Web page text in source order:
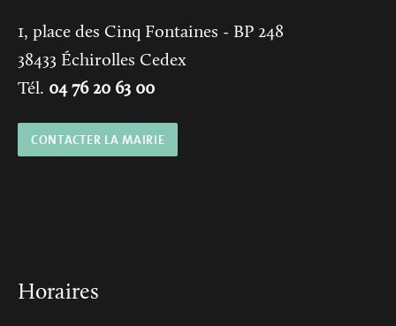
1, place des Cinq Fontaines - BP 248
38433 Échirolles Cedex
Tél. 04 76 20 63 00
CONTACTER LA MAIRIE
Horaires